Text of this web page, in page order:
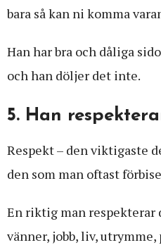
bara så kan ni komma
Han har bra och dåliga
och han döljer det inte.
5. Han
Respekt – den viktigaste
den som man oftast
En riktig man respekterar
vänner, jobb, liv,